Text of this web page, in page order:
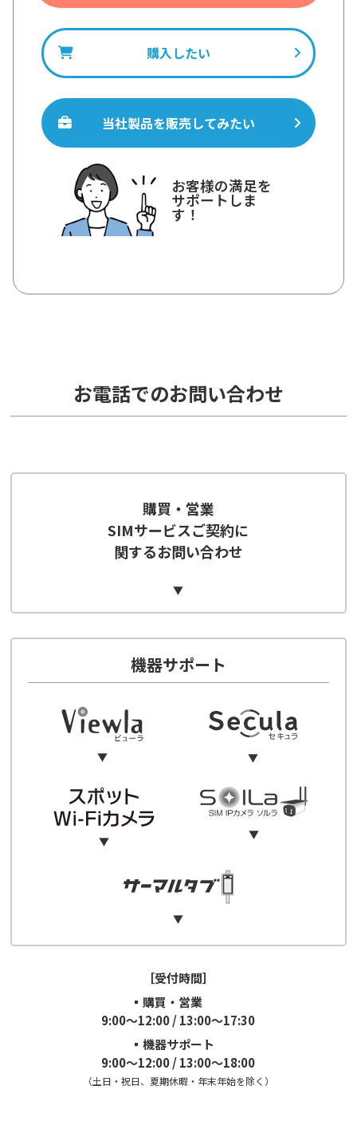
お客様の満足を
サポートしま
す！
購入したい
当社製品を販売してみたい
お電話でのお問い合わせ
購買・営業
SIMサービスご契約に
関するお問い合わせ
▼
06-6228-0577
03-6630-3650
機器サポート
▼
0570-00-7654
▼
0120-223-323
（音声ガイダンス：２）
▼
（音声ガイダンス：３）
▼
▼
0120-223-323
［受付時間］
▪購買・営業
9:00～12:00 / 13:00～17:30
▪機器サポート
9:00～12:00 / 13:00～18:00
（土日・祝日、夏期休暇・年末年始を除く）